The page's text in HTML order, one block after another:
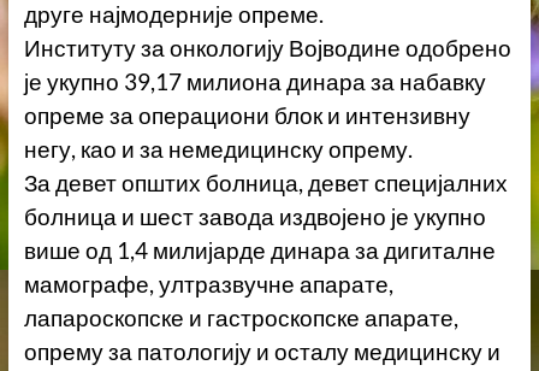
друге најмодерније опреме.
Институту за онкологију Војводине одобрено
је укупно 39,17 милиона динара за набавку
опреме за операциони блок и интензивну
негу, као и за немедицинску опрему.
За девет општих болница, девет специјалних
болница и шест завода издвојено је укупно
више од 1,4 милијарде динара за дигиталне
мамографе, ултразвучне апарате,
лапароскопске и гастроскопске апарате,
опрему за патологију и осталу медицинску и